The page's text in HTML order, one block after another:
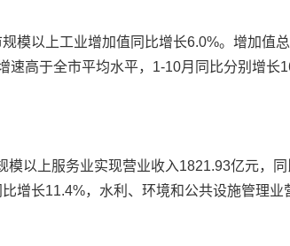
以上工业增加值同比增长6.0%。增加值总
速高于全市平均水平，1-10月同比分别增长
以上服务业实现营业收入1821.93亿元，同
增长11.4%，水利、环境和公共设施管理